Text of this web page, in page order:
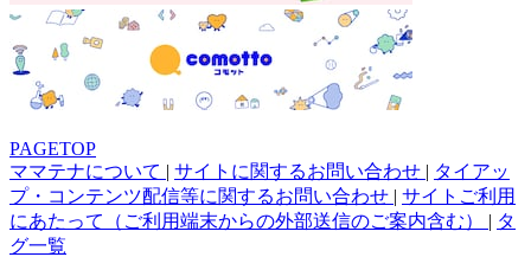
PAGETOP
ママテナについて | サイトに関するお問い合わせ | タイアッ
プ・コンテンツ配信等に関するお問い合わせ | サイトご利用
にあたって（ご利用端末からの外部送信のご案内含む） | タ
グ一覧